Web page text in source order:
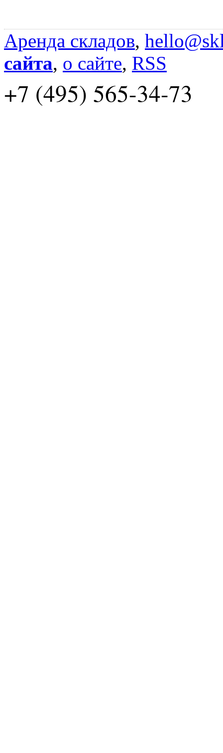
Аренда складов,
сайта, о сайте, RSS
+7 (495) 565-34-73